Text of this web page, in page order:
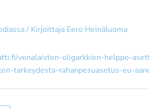
/ Kirjoittaja Eero Heinäluoma
venalaisten-oligarkkien-helppo-
tarkeydesta-rahanpesuasetus-eu-